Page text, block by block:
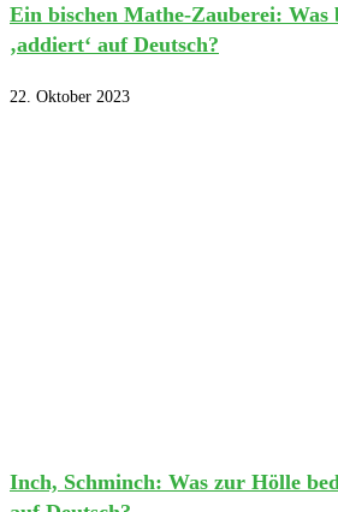
Ein bischen Mathe-Zauberei: Was
‚addiert‘ auf Deutsch?
22. Oktober 2023
Inch, Schminch: Was zur Hölle